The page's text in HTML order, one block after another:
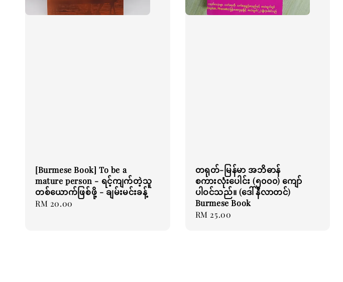
[Burmese Book] To be a
mature person - ရင့်ကျက်တဲ့သူ
တစ်ယောက်ဖြစ်ဖို့ - ချမ်းမင်းခန့်
Regular
RM 20.00
တရုတ်-မြန်မာ အဘိဓာန်
စကားလုံးပေါင်း (၅၀၀၀) ကျော်
ပါဝင်သည်။ (ဒေါ်နီလာတင်)
Burmese Book
Regular
RM 25.00